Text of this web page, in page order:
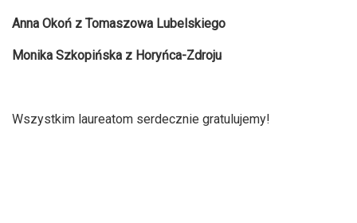
Anna Okoń z Tomaszowa Lubelskiego
Monika Szkopińska z Horyńca-Zdroju
Wszystkim laureatom serdecznie gratulujemy!